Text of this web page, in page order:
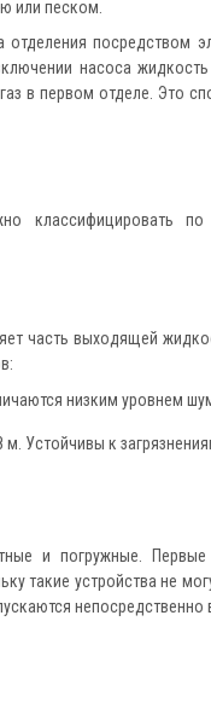
или песком.
посредством
насоса
в первом отделе. Это
классифицировать
часть выходящей
низким уровнем
Устойчивы к
и погружные. Первые
такие устройства не
непосредственно